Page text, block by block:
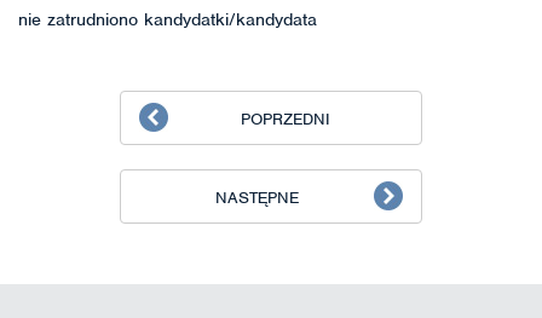
nie zatrudniono kandydatki/kandydata
POPRZEDNI
NASTĘPNE